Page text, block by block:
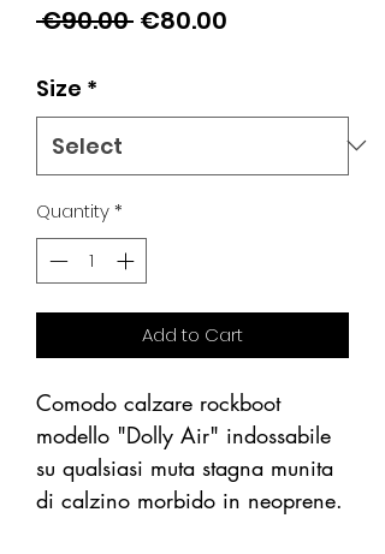
€90.00 Regular
€80.00
Size *
Quantity*
Add to Cart
Comodo calzare rockboot
modello "Dolly Air" indossabile
su qualsiasi muta stagna munita
di calzino morbido in neoprene.